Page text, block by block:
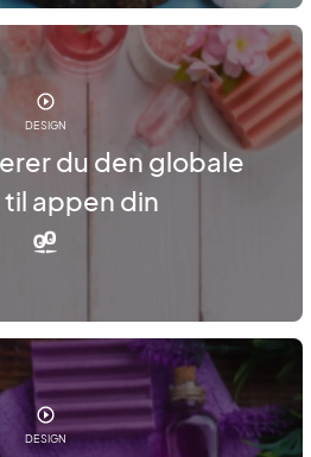
DESIGN
du den globale
appen din
DESIGN